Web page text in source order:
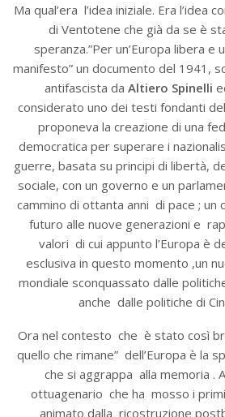
Ma qual’era l’idea iniziale. Era l’idea
di Ventotene che già da se è
speranza.”Per un’Europa libera e
manifesto” un documento del 1941,
antifascista da Altiero Spinelli
considerato uno dei testi fondanti
proponeva la creazione di una
democratica per superare i
guerre, basata su principi di libertà,
sociale, con un governo e un
cammino di ottanta anni di pace ;
futuro alle nuove generazioni e
valori di cui appunto l’Europa è
esclusiva in questo momento ,un
mondiale sconquassato dalle
anche dalle politiche di
Ora nel contesto che è stato così
quello che rimane” dell’Europa è la
che si aggrappa alla memoria .
ottuagenario che ha mosso i
animato dalla ricostruzione